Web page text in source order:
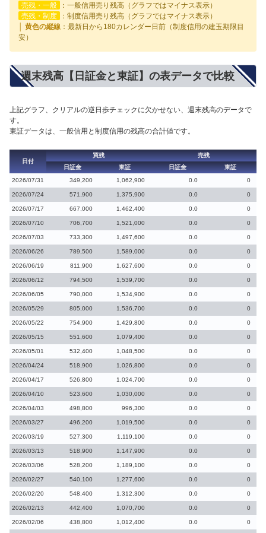
売残・一般
：一般信用売り残高（グラフではマイナス表示）
売残・制度
：制度信用売り残高（グラフではマイナス表示）
│ 黄色の縦線 ：最新日から180カレンダー日前（制度信用の建玉期限目
安）
週末残高【日証金と東証】の表データで比較
上記グラフ、クリアルの逆日歩チェックに欠かせない、週末残高のデータで
す。
東証データは、一般信用と制度信用の残高の合計値です。
日付
買残
売残
日証金
東証 日証金
東証
2026/07/31
349,200 1,062,900 0.0 0
2026/07/24 571,900 1,375,900 0.0 0
2026/07/17 667,000 1,462,400 0.0 0
2026/07/10 706,700 1,521,000 0.0 0
2026/07/03 733,300 1,497,600 0.0 0
2026/06/26 789,500 1,589,000 0.0 0
2026/06/19 811,900 1,627,600 0.0 0
2026/06/12 794,500 1,539,700 0.0 0
2026/06/05 790,000 1,534,900 0.0 0
2026/05/29 805,000 1,536,700 0.0 0
2026/05/22 754,900 1,429,800 0.0 0
2026/05/15 551,600 1,079,400 0.0 0
2026/05/01 532,400 1,048,500 0.0 0
2026/04/24 518,900 1,026,800 0.0 0
2026/04/17 526,800 1,024,700 0.0 0
2026/04/10 523,600 1,030,000 0.0 0
2026/04/03 498,800 996,300 0.0 0
2026/03/27 496,200 1,019,500 0.0 0
2026/03/19 527,300 1,119,100 0.0 0
2026/03/13 518,900 1,147,900 0.0 0
2026/03/06 528,200 1,189,100 0.0 0
2026/02/27 540,100 1,277,600 0.0 0
2026/02/20 548,400 1,312,300 0.0 0
2026/02/13 442,400 1,070,700 0.0 0
2026/02/06 438,800 1,012,400 0.0 0